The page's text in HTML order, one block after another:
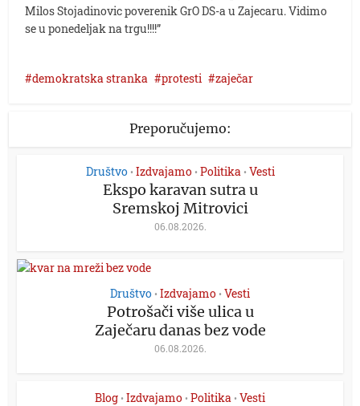
Milos Stojadinovic poverenik GrO DS-a u Zajecaru. Vidimo
se u ponedeljak na trgu!!!!”
demokratska stranka protesti zaječar
Preporučujemo:
Društvo • Izdvajamo • Politika • Vesti
Ekspo karavan sutra u
Sremskoj Mitrovici
06.08.2026.
Društvo • Izdvajamo • Vesti
Potrošači više ulica u
Zaječaru danas bez vode
06.08.2026.
Blog • Izdvajamo • Politika • Vesti